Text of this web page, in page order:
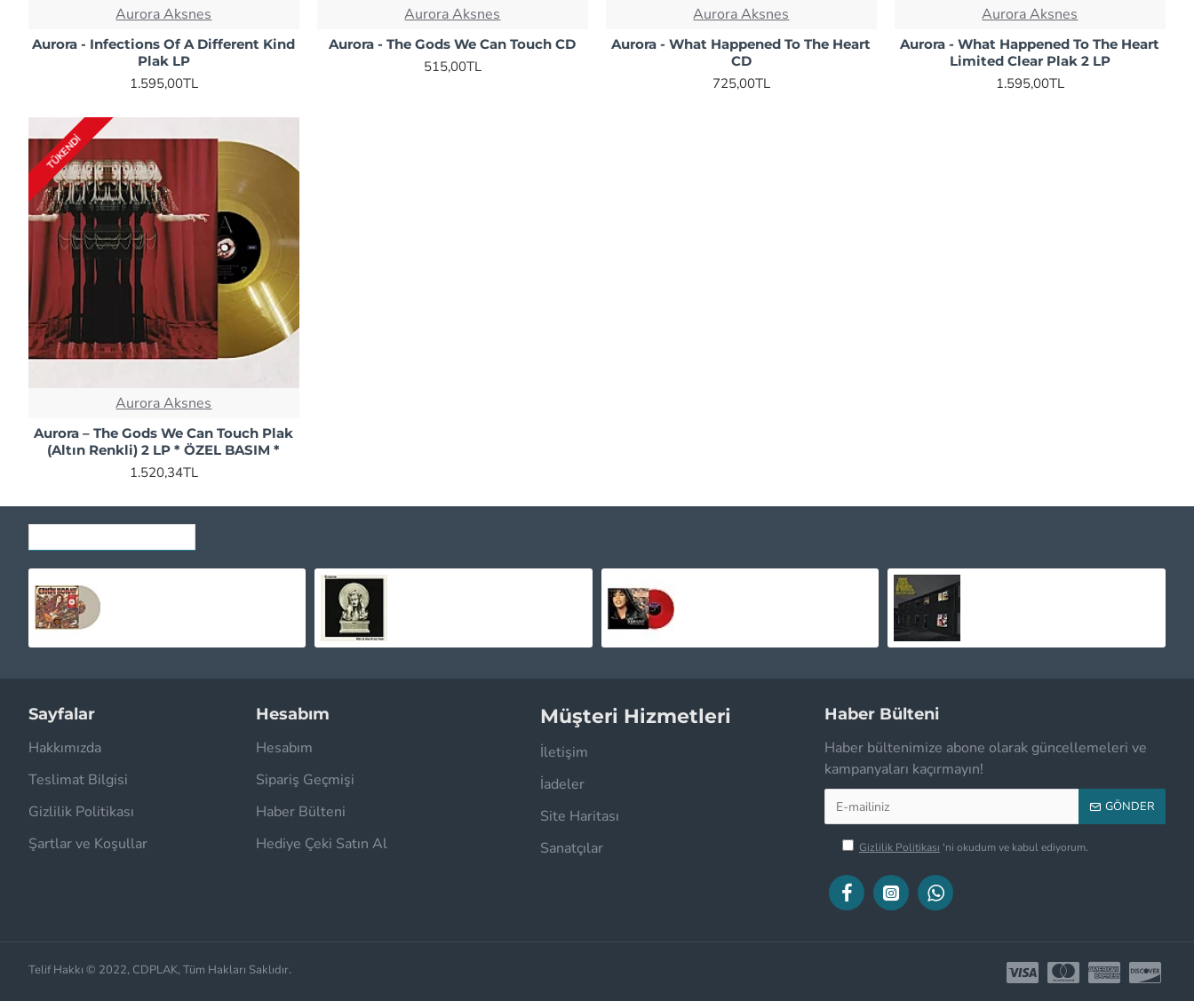
Aurora Aksnes
Aurora - Infections Of A Different Kind
Plak LP
1.595,00TL
Aurora Aksnes
Aurora - The Gods We Can Touch CD
515,00TL
Aurora Aksnes
Aurora - What Happened To The Heart
CD
725,00TL
Aurora Aksnes
Aurora - What Happened To The Heart
Limited Clear Plak 2 LP
1.595,00TL
TÜKENDI
Aurora Aksnes
Aurora – The Gods We Can Touch Plak
(Altın Renkli) 2 LP * ÖZEL BASIM *
1.520,34TL
Sayfalar
Hakkımızda
Teslimat Bilgisi
Gizlilik Politikası
Şartlar ve Koşullar
Hesabım
Hesabım
Sipariş Geçmişi
Haber Bülteni
Hediye Çeki Satın Al
Müşteri Hizmetleri
İletişim
İadeler
Site Haritası
Sanatçılar
Haber Bülteni
Haber bültenimize abone olarak güncellemeleri ve
kampanyaları kaçırmayın!
GÖNDER
Gizlilik Politikası 'ni okudum ve kabul ediyorum.
Telif Hakkı © 2022, CDPLAK, Tüm Hakları Saklıdır.